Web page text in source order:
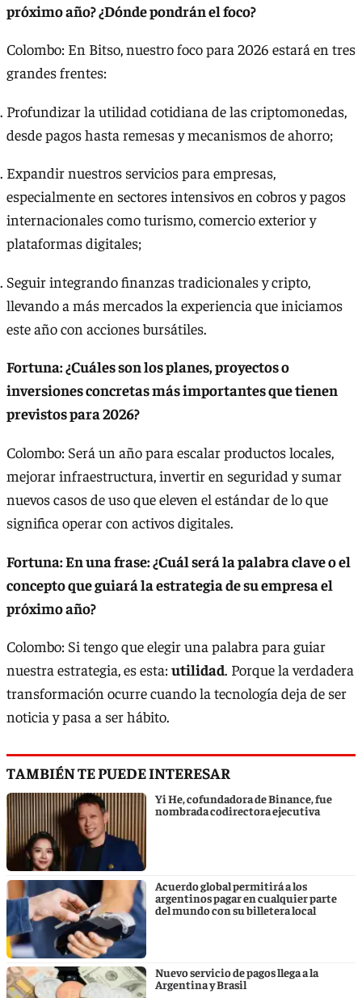
próximo año? ¿Dónde pondrán el foco?
Colombo: En Bitso, nuestro foco para 2026 estará en tres
grandes frentes:
Profundizar la utilidad cotidiana de las criptomonedas,
desde pagos hasta remesas y mecanismos de ahorro;
Expandir nuestros servicios para empresas,
especialmente en sectores intensivos en cobros y pagos
internacionales como turismo, comercio exterior y
plataformas digitales;
Seguir integrando finanzas tradicionales y cripto,
llevando a más mercados la experiencia que iniciamos
este año con acciones bursátiles.
Fortuna: ¿Cuáles son los planes, proyectos o
inversiones concretas más importantes que tienen
previstos para 2026?
Colombo: Será un año para escalar productos locales,
mejorar infraestructura, invertir en seguridad y sumar
nuevos casos de uso que eleven el estándar de lo que
significa operar con activos digitales.
Fortuna: En una frase: ¿Cuál será la palabra clave o el
concepto que guiará la estrategia de su empresa el
próximo año?
Colombo: Si tengo que elegir una palabra para guiar
nuestra estrategia, es esta:utilidad. Porque la verdadera
transformación ocurre cuando la tecnología deja de ser
noticia y pasa a ser hábito.
TAMBIÉN TE PUEDE INTERESAR
Yi He, cofundadora de Binance, fue
nombrada codirectora ejecutiva
Acuerdo global permitirá a los
argentinos pagar en cualquier parte
del mundo con su billetera local
Nuevo servicio de pagos llega a la
Argentina y Brasil